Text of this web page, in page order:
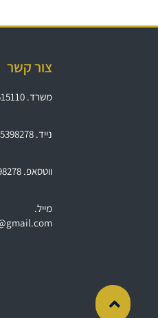
צור קשר
משרד. 03-5515110
נייד. 052-5398278
ווטסאפ. 052-5398278
מייל.